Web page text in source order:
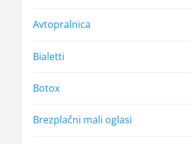
Avtopralnica
Bialetti
Botox
Brezplačni mali oglasi